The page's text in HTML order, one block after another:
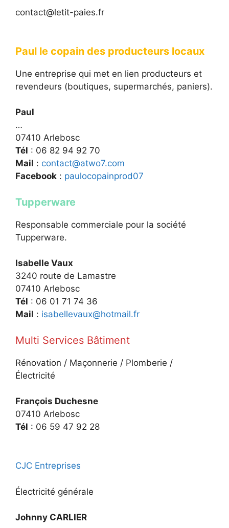
contact@letit-paies.fr
Paul le copain des producteurs locaux
Une entreprise qui met en lien producteurs et
revendeurs (boutiques, supermarchés, paniers).
Paul
…
07410 Arlebosc
Tél : 06 82 94 92 70
Mail : contact@atwo7.com
Facebook : paulocopainprod07
Tupperware
Responsable commerciale pour la société
Tupperware.
Isabelle Vaux
3240 route de Lamastre
07410 Arlebosc
Tél : 06 01 71 74 36
Mail : isabellevaux@hotmail.fr
Multi Services Bâtiment
Rénovation / Maçonnerie / Plomberie /
Électricité
François Duchesne
07410 Arlebosc
Tél : 06 59 47 92 28
CJC Entreprises
Électricité générale
Johnny CARLIER